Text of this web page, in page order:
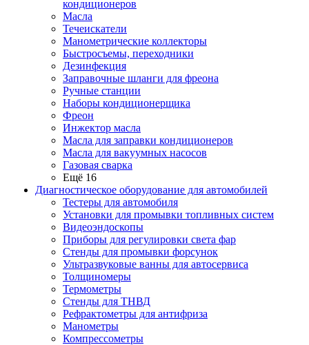
кондиционеров
Масла
Течеискатели
Манометрические коллекторы
Быстросъемы, переходники
Дезинфекция
Заправочные шланги для фреона
Ручные станции
Наборы кондиционерщика
Фреон
Инжектор масла
Масла для заправки кондиционеров
Масла для вакуумных насосов
Газовая сварка
Ещё 16
Диагностическое оборудование для автомобилей
Тестеры для автомобиля
Установки для промывки топливных систем
Видеоэндоскопы
Приборы для регулировки света фар
Стенды для промывки форсунок
Ультразвуковые ванны для автосервиса
Толщиномеры
Термометры
Стенды для ТНВД
Рефрактометры для антифриза
Манометры
Компрессометры